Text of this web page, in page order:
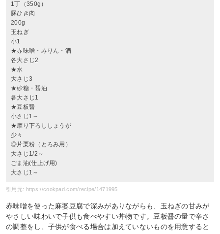
1丁（350g）
豚ひき肉
200g
玉ねぎ
小1
★赤味噌・みりん・酒
各大さじ2
★水
大さじ3
★砂糖・醤油
各大さじ1
★豆板醤
小さじ1～
★摩り下ろししょうが
少々
◎片栗粉（とろみ用）
大さじ1/2～
ごま油(仕上げ用)
大さじ1～
引用元: https://cookpad.com/recipe/1471995
赤味噌を使った麻婆豆腐で深みがありながらも、玉ねぎの甘みが
やさしい味わいで子供も食べやすい丼物です。豆板醤の量で辛さ
の調整をし、子供が食べる場合は加えていないものを用意すると